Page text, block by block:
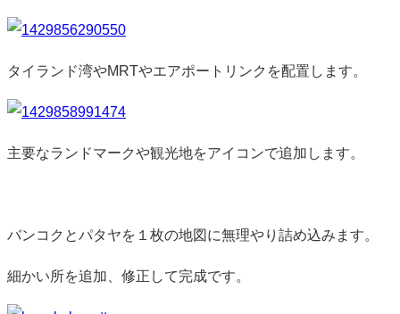
タイランド湾やMRTやエアポートリンクを配置します。
主要なランドマークや観光地をアイコンで追加します。
バンコクとパタヤを１枚の地図に無理やり詰め込みます。
細かい所を追加、修正して完成です。